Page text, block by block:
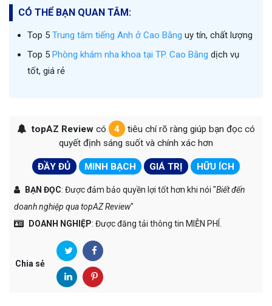
CÓ THỂ BẠN QUAN TÂM:
Top 5 Trung tâm tiếng Anh ở Cao Bằng uy tín, chất lượng
Top 5 Phòng khám nha khoa tại TP. Cao Bằng dịch vụ
tốt, giá rẻ
topAZ Reviewcó 4
tiêu chí rõ ràng giúp bạn đọc có
quyết định sáng suốt và chính xác hơn
ĐẦY ĐỦ MINH BẠCH GIÁ TRỊ HỮU ÍCH
BẠN ĐỌC: Được đảm bảo quyền lợi tốt hơn khi nói "Biết đến
doanh nghiệp qua topAZ Review"
DOANH NGHIỆP: Được đăng tải thông tin MIỄN PHÍ.
Chia sẻ